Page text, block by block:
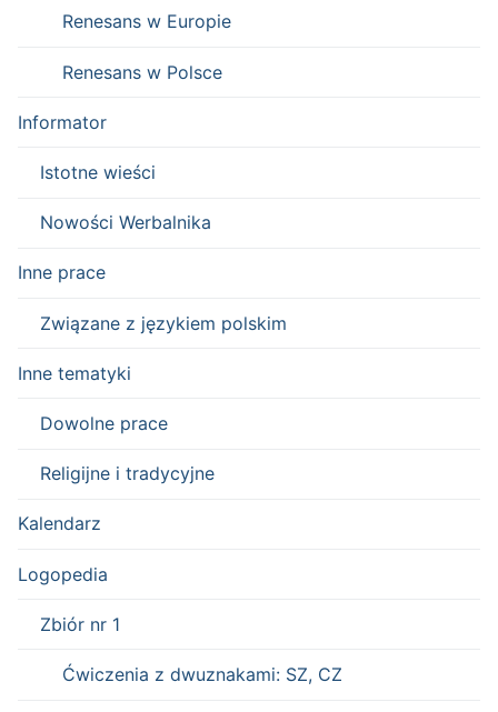
Renesans w Europie
Renesans w Polsce
Informator
Istotne wieści
Nowości Werbalnika
Inne prace
Związane z językiem polskim
Inne tematyki
Dowolne prace
Religijne i tradycyjne
Kalendarz
Logopedia
Zbiór nr 1
Ćwiczenia z dwuznakami: SZ, CZ